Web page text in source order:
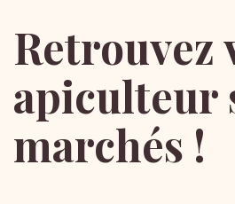
Retrouvez
apiculteur
marchés !